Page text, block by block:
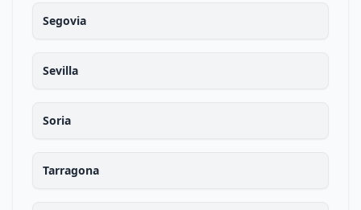
Segovia
Sevilla
Soria
Tarragona